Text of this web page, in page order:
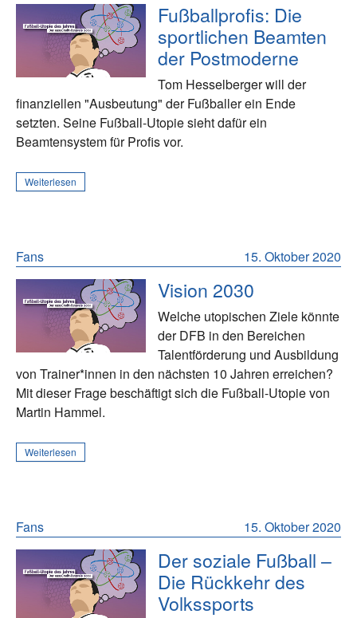
Fußballprofis: Die
sportlichen Beamten
der Postmoderne
Tom Hesselberger will der
finanziellen "Ausbeutung" der Fußballer ein Ende
setzten. Seine Fußball-Utopie sieht dafür ein
Beamtensystem für Profis vor.
Weiterlesen
15. Oktober 2020
Fans
Vision 2030
Welche utopischen Ziele könnte
der DFB in den Bereichen
Talentförderung und Ausbildung
von Trainer*innen in den nächsten 10 Jahren erreichen?
Mit dieser Frage beschäftigt sich die Fußball-Utopie von
Martin Hammel.
Weiterlesen
15. Oktober 2020
Fans
Der soziale Fußball –
Die Rückkehr des
Volkssports